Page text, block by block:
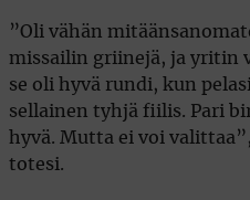
”Oli vähän
missailin griinejä, ja yritin
se oli hyvä rundi, kun
sellainen tyhjä fiilis. Pari
hyvä. Mutta ei voi
totesi.